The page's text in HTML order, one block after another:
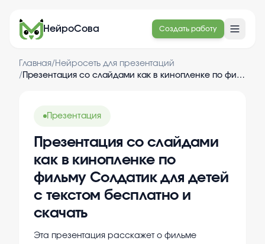
НейроСова Создать работу
Главная/ Нейросеть для презентаций
/
Презентация со слайдами как в кинопленке по фильму Солдатик для детей с текстом бесплатно и скачать
Презентация
Презентация со слайдами
как в кинопленке по
фильму Солдатик для детей
с текстом бесплатно и
скачать
Эта презентация расскажет о фильме